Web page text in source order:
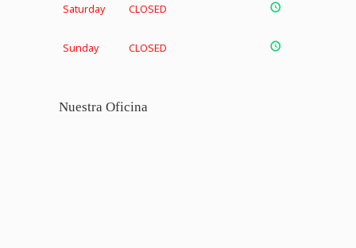
Saturday CLOSED
Sunday CLOSED
Nuestra Oficina